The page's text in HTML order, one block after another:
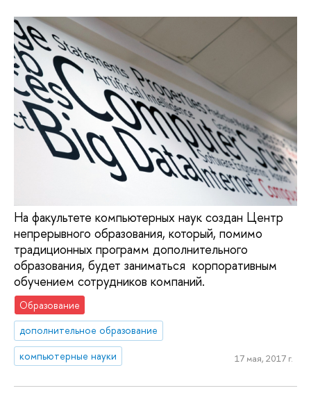
На факультете компьютерных наук создан Центр
непрерывного образования, который, помимо
традиционных программ дополнительного
образования, будет заниматься корпоративным
обучением сотрудников компаний.
Образование
дополнительное образование
компьютерные науки
17 мая, 2017 г.